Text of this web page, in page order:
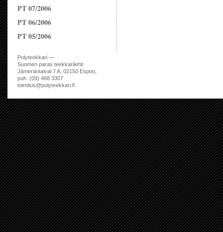
PT 07/2006
PT 06/2006
PT 05/2006
Polyteekkari —
Suomen paras teekkarilehti
Jämeräntaival 7 A, 02150 Espoo,
puh. (09) 468 3307
toimitus@polyteekkari.fi